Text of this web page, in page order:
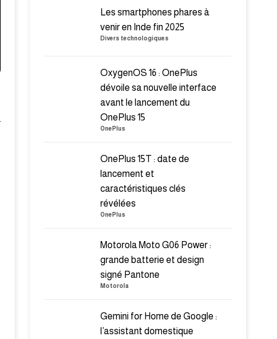
Les smartphones phares à
venir en Inde fin 2025
Divers technologiques
OxygenOS 16 : OnePlus
dévoile sa nouvelle interface
avant le lancement du
OnePlus 15
OnePlus
OnePlus 15T : date de
lancement et
caractéristiques clés
révélées
OnePlus
Motorola Moto G06 Power :
grande batterie et design
signé Pantone
Motorola
Gemini for Home de Google :
l’assistant domestique